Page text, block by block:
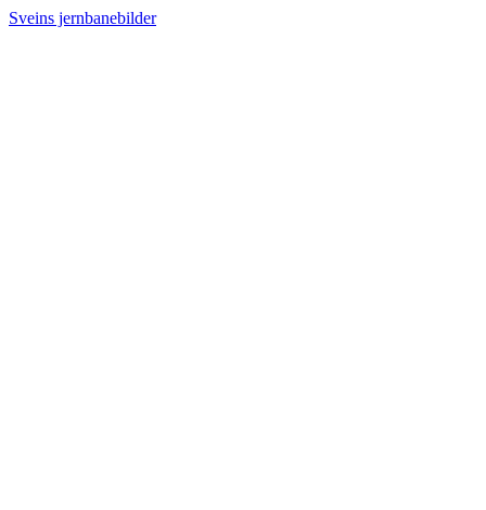
Sveins jernbanebilder